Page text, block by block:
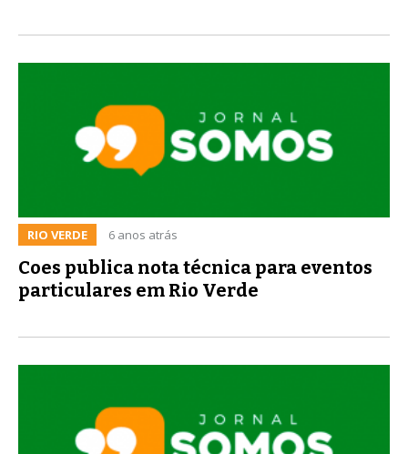
RIO VERDE 6 anos atrás
Coes publica nota técnica para eventos
particulares em Rio Verde